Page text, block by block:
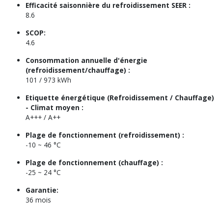
Efficacité saisonnière du refroidissement SEER :
8.6
SCOP:
4.6
Consommation annuelle d'énergie
(refroidissement/chauffage) :
101 / 973 kWh
Etiquette énergétique (Refroidissement / Chauffage)
- Climat moyen :
A+++ / A++
Plage de fonctionnement (refroidissement) :
-10 ~ 46 °C
Plage de fonctionnement (chauffage) :
-25 ~ 24 °C
Garantie:
36 mois